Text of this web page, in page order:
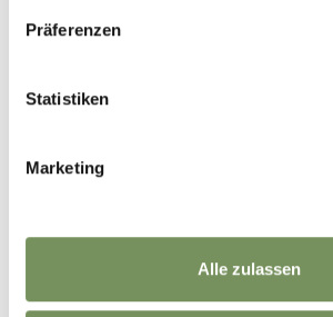
Präferenzen
Statistiken
Marketing
Alle zulassen
PARTSCHINS - RABLAND -